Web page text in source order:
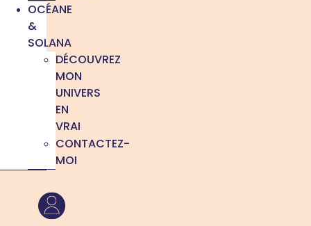
OCÉANE
&
SOLANA
DÉCOUVREZ
MON
UNIVERS
EN
VRAI
CONTACTEZ-
MOI